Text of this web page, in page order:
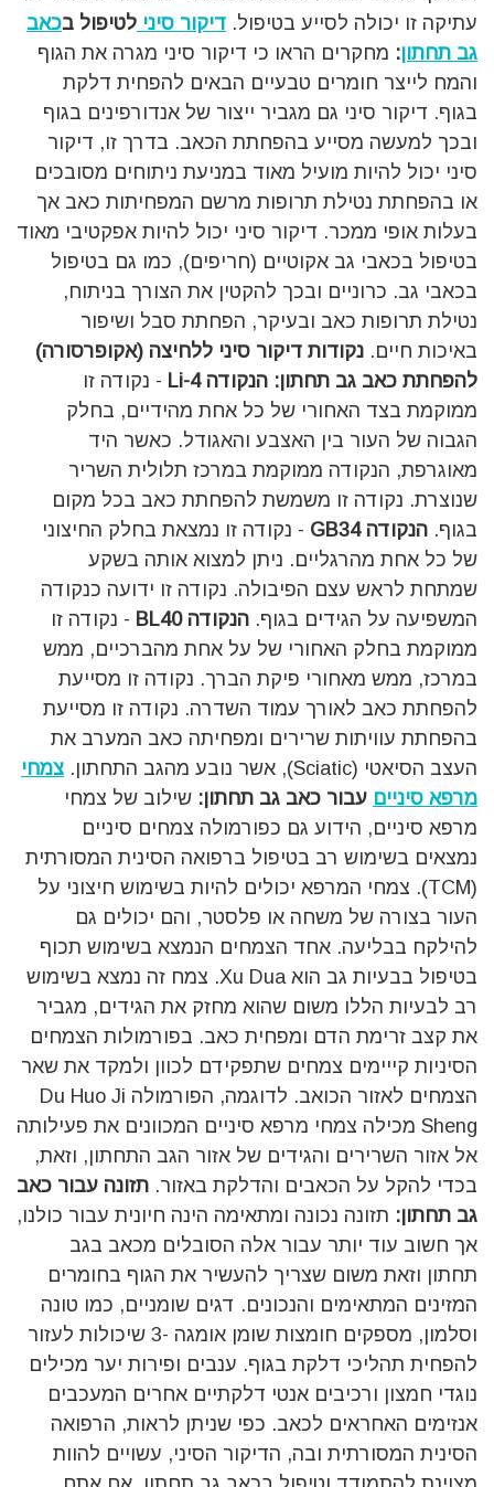
עתיקה זו יכולה לסייע בטיפול. דיקור סיני לטיפול בכאב
גב תחתון: מחקרים הראו כי דיקור סיני מגרה את הגוף
והמח לייצר חומרים טבעיים הבאים להפחית דלקת
בגוף. דיקור סיני גם מגביר ייצור של אנדורפינים בגוף
ובכך למעשה מסייע בהפחתת הכאב. בדרך זו, דיקור
סיני יכול להיות מועיל מאוד במניעת ניתוחים מסובכים
או בהפחתת נטילת תרופות מרשם המפחיתות כאב אך
בעלות אופי ממכר. דיקור סיני יכול להיות אפקטיבי מאוד
בטיפול בכאבי גב אקוטיים (חריפים), כמו גם בטיפול
בכאבי גב. כרוניים ובכך להקטין את הצורך בניתוח,
נטילת תרופות כאב ובעיקר, הפחתת סבל ושיפור
באיכות חיים. נקודות דיקור סיני ללחיצה (אקופרסורה)
להפחתת כאב גב תחתון: הנקודה Li-4
- נקודה זו
ממוקמת בצד האחורי של כל אחת מהידיים, בחלק
הגבוה של העור בין האצבע והאגודל. כאשר היד
מאוגרפת, הנקודה ממוקמת במרכז תלולית השריר
שנוצרת. נקודה זו משמשת להפחתת כאב בכל מקום
בגוף. הנקודה GB34
- נקודה זו נמצאת בחלק החיצוני
של כל אחת מהרגליים. ניתן למצוא אותה בשקע
שמתחת לראש עצם הפיבולה. נקודה זו ידועה כנקודה
המשפיעה על הגידים בגוף. הנקודה BL40
- נקודה זו
ממוקמת בחלק האחורי של על אחת מהברכיים, ממש
במרכז, ממש מאחורי פיקת הברך. נקודה זו מסייעת
להפחתת כאב לאורך עמוד השדרה. נקודה זו מסייעת
בהפחתת עוויתות שרירים ומפחיתה כאב המערב את
העצב הסיאטי (Sciatic), אשר נובע מהגב התחתון.
צמחי
מרפא סיניים עבור כאב גב תחתון: שילוב של צמחי
מרפא סיניים, הידוע גם כפורמולה צמחים סיניים
נמצאים בשימוש רב בטיפול ברפואה הסינית המסורתית
(TCM). צמחי המרפא יכולים להיות בשימוש חיצוני על
העור בצורה של משחה או פלסטר, והם יכולים גם
להילקח בבליעה. אחד הצמחים הנמצא בשימוש תכוף
בטיפול בבעיות גב הוא Xu Dua. צמח זה נמצא בשימוש
רב לבעיות הללו משום שהוא מחזק את הגידים, מגביר
את קצב זרימת הדם ומפחית כאב. בפורמולות הצמחים
הסיניות קייימים צמחים שתפקידם לכוון ולמקד את שאר
הצמחים לאזור הכואב. לדוגמה, הפורמולה Du Huo Ji
Sheng מכילה צמחי מרפא סיניים המכוונים את פעילותה
אל אזור השרירים והגידים של אזור הגב התחתון, וזאת,
בכדי להקל על הכאבים והדלקת באזור. תזונה עבור כאב
גב תחתון: תזונה נכונה ומתאימה הינה חיונית עבור כולנו,
אך חשוב עוד יותר עבור אלה הסובלים מכאב בגב
תחתון וזאת משום שצריך להעשיר את הגוף בחומרים
המזינים המתאימים והנכונים. דגים שומניים, כמו טונה
וסלמון, מספקים חומצות שומן אומגה -3 שיכולות לעזור
להפחית תהליכי דלקת בגוף. ענבים ופירות יער מכילים
נוגדי חמצון ורכיבים אנטי דלקתיים אחרים המעכבים
אנזימים האחראים לכאב. כפי שניתן לראות, הרפואה
הסינית המסורתית ובה, הדיקור הסיני, עשויים להוות